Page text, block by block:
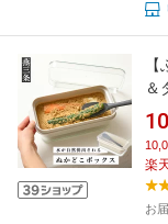
＆
ワ
容
楽
お